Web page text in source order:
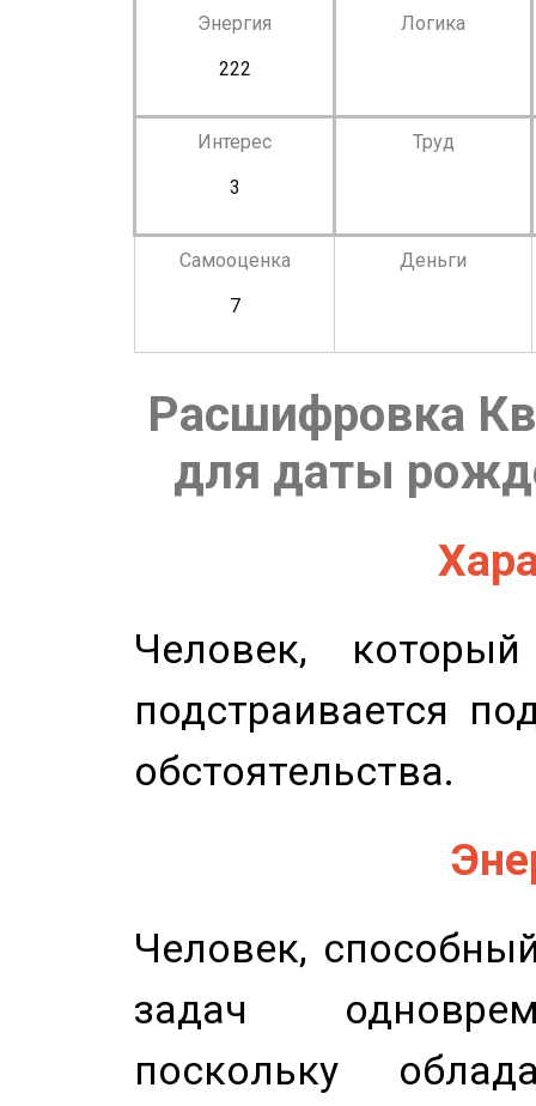
Энергия
222
Логика
Интерес
3
Труд
Самооценка
7
Деньги
Расшифровка
для даты
Человек,
подстраивается
обстоятельства.
Человек,
задач
поскольку